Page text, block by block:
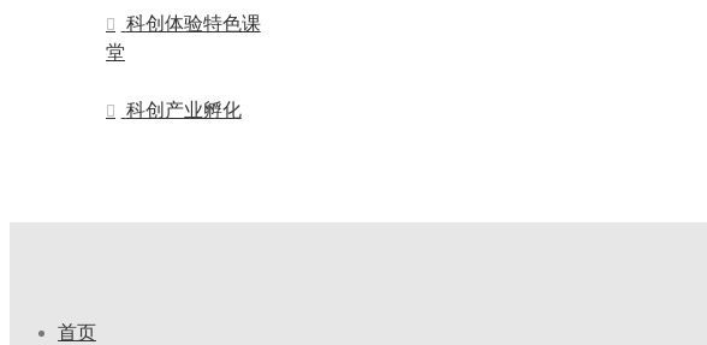
科创体验特色课
堂
科创产业孵化
首页